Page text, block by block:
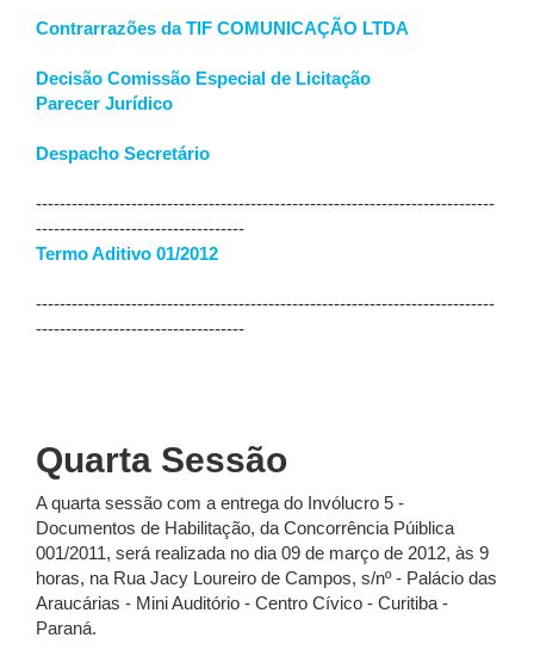
Contrarrazões da TIF COMUNICAÇÃO LTDA
Decisão Comissão Especial de Licitação
Parecer Jurídico
Despacho Secretário
-----------------------------------------------------------------------------
-----------------------------------
Termo Aditivo 01/2012
-----------------------------------------------------------------------------
-----------------------------------
Quarta Sessão
A quarta sessão com a entrega do Invólucro 5 -
Documentos de Habilitação, da Concorrência Púiblica
001/2011, será realizada no dia 09 de março de 2012, às 9
horas, na Rua Jacy Loureiro de Campos, s/nº - Palácio das
Araucárias - Mini Auditório - Centro Cívico - Curitiba -
Paraná.